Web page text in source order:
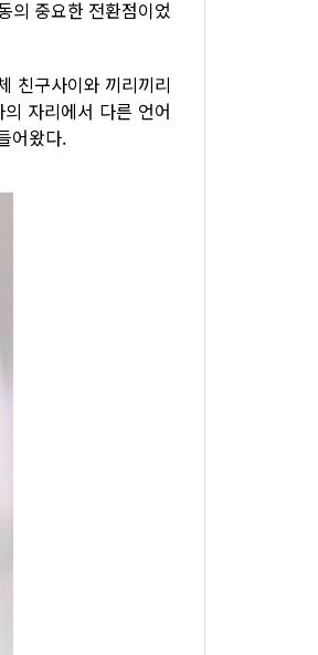
의 중요한 전환점이었
친구사이와 끼리끼리
자리에서 다른 언어
어왔다.